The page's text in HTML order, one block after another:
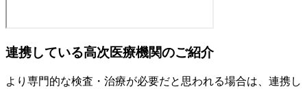
連携している高次医療機関のご紹介
より専門的な検査・治療が必要だと思われる場合は、連携し